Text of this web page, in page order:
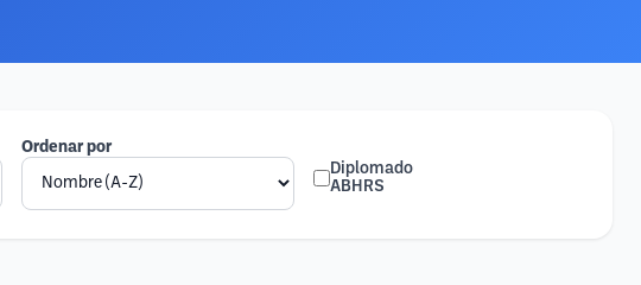
Ordenar por
Diplomado
ABHRS